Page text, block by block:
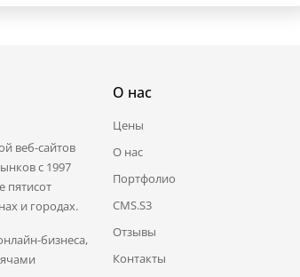
веб-сайтов
с 1997
пятисот
и городах.
бизнеса,
О нас
Цены
О нас
Портфолио
CMS.S3
Отзывы
Контакты